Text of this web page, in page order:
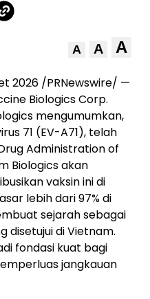
A A A
2026 /PRNewswire/ —
Biologics Corp.
mengumumkan,
71 (EV-A71), telah
Administration of
Biologics akan
vaksin ini di
lebih dari 97% di
sejarah sebagai
disetujui di Vietnam.
fondasi kuat bagi
jangkauan